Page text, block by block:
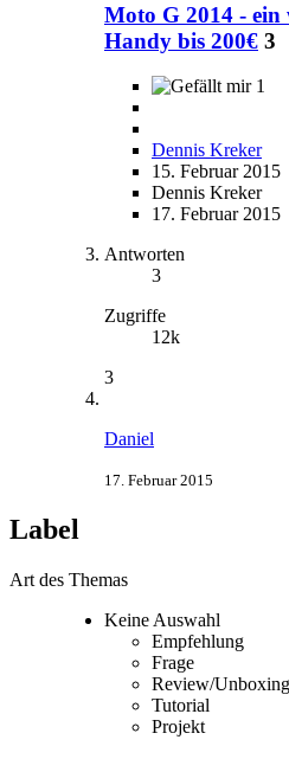
Moto G 2014 -
Handy bis 200€ 3
1
Dennis Kreker
15. Februar 2015
Dennis Kreker
17. Februar 2015
Antworten
3
Zugriffe
12k
3
Daniel
17. Februar 2015
Label
Art des Themas
Keine Auswahl
Empfehlung
Frage
Review/Unboxing
Tutorial
Projekt